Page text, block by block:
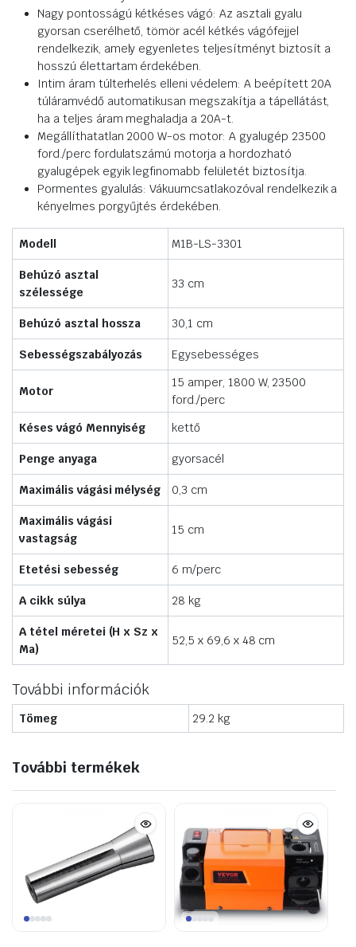
Nagy pontosságú kétkéses vágó: Az asztali gyalu
gyorsan cserélhető, tömör acél kétkés vágófejjel
rendelkezik, amely egyenletes teljesítményt biztosít a
hosszú élettartam érdekében.
Intim áram túlterhelés elleni védelem: A beépített 20A
túláramvédő automatikusan megszakítja a tápellátást,
ha a teljes áram meghaladja a 20A-t.
Megállíthatatlan 2000 W-os motor: A gyalugép 23500
ford./perc fordulatszámú motorja a hordozható
gyalugépek egyik legfinomabb felületét biztosítja.
Pormentes gyalulás: Vákuumcsatlakozóval rendelkezik a
kényelmes porgyűjtés érdekében.
Modell M1B-LS-3301
Behúzó asztal
szélessége
33 cm
Behúzó asztal hossza 30,1 cm
Sebességszabályozás Egysebességes
Motor
15 amper, 1800 W, 23500
ford./perc
Késes vágó Mennyiség
kettő
Penge anyaga gyorsacél
Maximális vágási mélység 0,3 cm
Maximális vágási
vastagság
15 cm
Etetési sebesség 6 m/perc
A cikk súlya 28 kg
A tétel méretei (H x Sz x
Ma)
52,5 x 69,6 x 48 cm
További információk
Tömeg 29.2 kg
További termékek